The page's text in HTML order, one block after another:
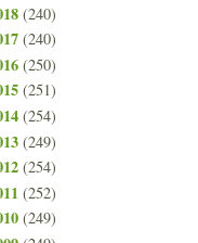
(240)
(240)
(250)
(251)
(254)
(249)
(254)
(252)
(249)